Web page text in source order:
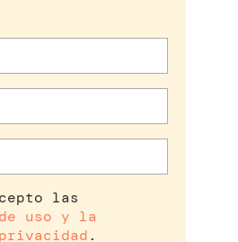
las
uso y la
.